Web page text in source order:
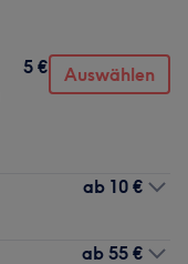
5 € Auswählen
ab 10 €
ab 55 €